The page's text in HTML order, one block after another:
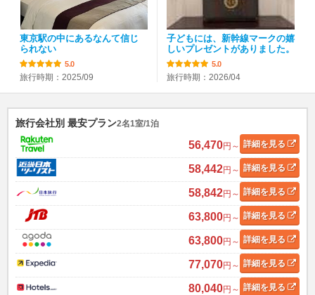
東京駅の中にあるなんて信じ
られない
5.0
旅行時期：2025/09
子どもには、新幹線マークの嬉
しいプレゼントがありました。
5.0
旅行時期：2026/04
旅行会社別 最安プラン2名1室/1泊
56,470円～ 詳細を見る
58,442円～ 詳細を見る
58,842円～ 詳細を見る
63,800円～ 詳細を見る
63,800円～ 詳細を見る
77,070円～ 詳細を見る
80,040円～ 詳細を見る